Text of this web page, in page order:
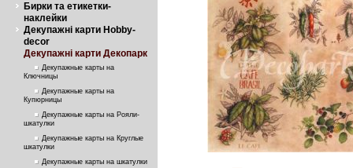
Бирки та етикетки-
наклейки
Декупажні карти Hobby-
decor
Декупажні карти Декопарк
Декупажные карты на
Ключницы
Декупажные карты на
Купюрницы
Декупажные карты на Рояли-
шкатулки
Декупажные карты на Круглые
шкатулки
Декупажные карты на шкатулки